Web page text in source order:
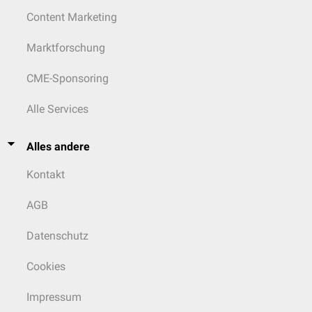
Content Marketing
Marktforschung
CME-Sponsoring
Alle Services
Alles andere
Kontakt
AGB
Datenschutz
Cookies
Impressum